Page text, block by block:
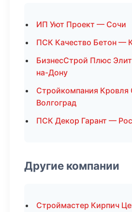
ИП Уют Проект — Сочи
ПСК Качество Бетон —
БизнесСтрой Плюс
на-Дону
Стройкомпания
Волгоград
ПСК Декор Гарант —
Другие компании
Строймастер Кирпич